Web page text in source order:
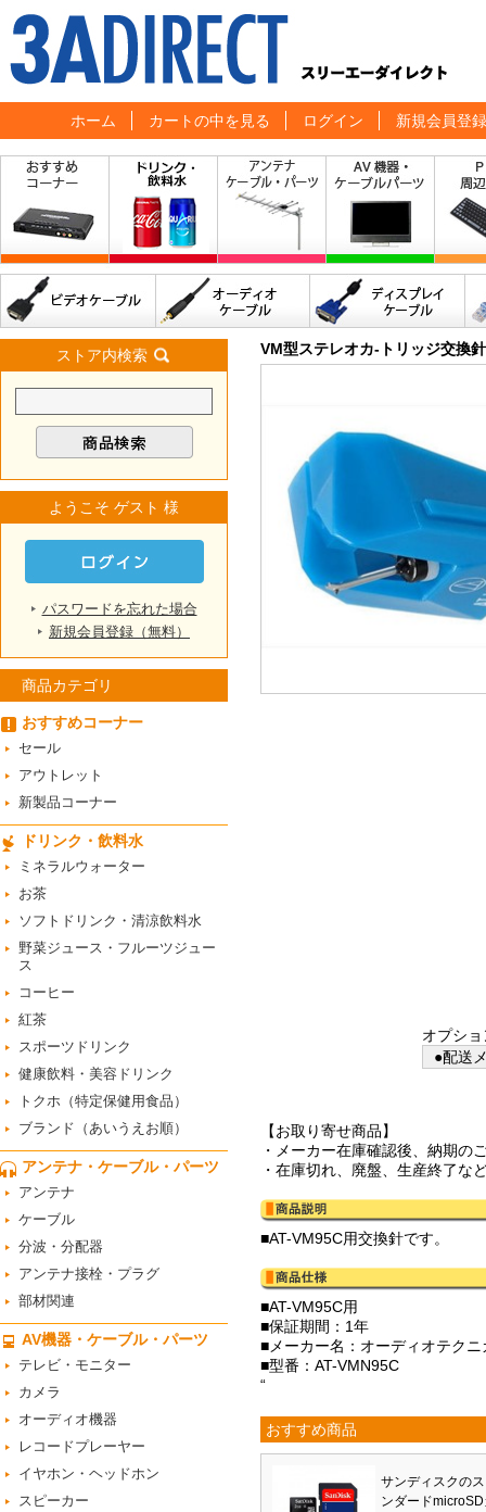
ホーム カートの中を見る ログイン 新規会員登録
ストア内検索
ようこそ ゲスト 様
パスワードを忘れた場合
新規会員登録（無料）
商品カテゴリ
おすすめコーナー
セール
アウトレット
新製品コーナー
ドリンク・飲料水
ミネラルウォーター
お茶
ソフトドリンク・清涼飲料水
野菜ジュース・フルーツジュー
ス
コーヒー
紅茶
スポーツドリンク
健康飲料・美容ドリンク
トクホ（特定保健用食品）
ブランド（あいうえお順）
アンテナ・ケーブル・パーツ
アンテナ
ケーブル
分波・分配器
アンテナ接栓・プラグ
部材関連
AV機器・ケーブル・パーツ
テレビ・モニター
カメラ
オーディオ機器
レコードプレーヤー
イヤホン・ヘッドホン
スピーカー
VM型ステレオカ-トリッジ交換針
オプシ
●配送
【お取り寄せ商品】
・メーカー在庫確認後、納期の
・在庫切れ、廃盤、生産終了な
■AT-VM95C用交換針です。
■AT-VM95C用
■保証期間：1年
■メーカー名：オーディオテク
■型番：AT-VMN95C
“
おすすめ商品
サンディスクの
ンダード